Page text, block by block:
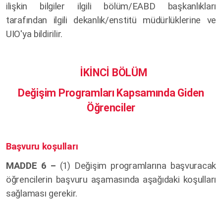
ilişkin bilgiler ilgili bölüm/EABD başkanlıkları
tarafından ilgili dekanlık/enstitü müdürlüklerine ve
UIO'ya bildirilir.
İKİNCİ BÖLÜM
Değişim Programları Kapsamında Giden
Öğrenciler
Başvuru koşulları
MADDE 6 – (1) Değişim programlarına başvuracak
öğrencilerin başvuru aşamasında aşağıdaki koşulları
sağlaması gerekir.